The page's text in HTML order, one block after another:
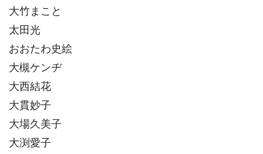
大竹まこと
太田光
おおたわ史絵
大槻ケンヂ
大西結花
大貫妙子
大場久美子
大渕愛子